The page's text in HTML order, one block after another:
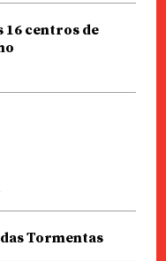
16 centros de
Tormentas